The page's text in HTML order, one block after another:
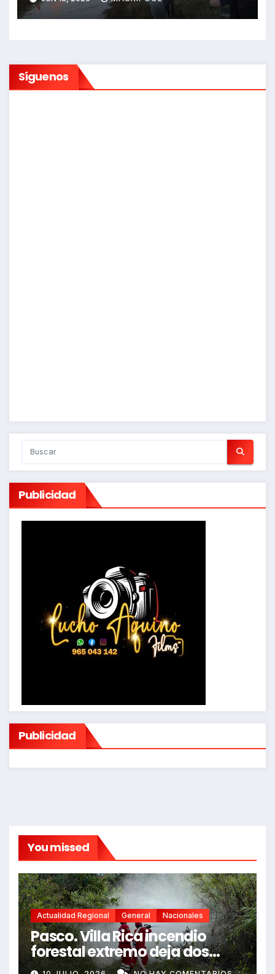
Síguenos
Publicidad
Publicidad
You missed
Actualidad Regional General Nacionales
Pasco. Villa Rica incendio
forestal extremo deja dos
fallecidos y heridos